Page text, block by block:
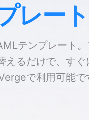
レー
テンプレート
えるだけで、す
で利用可能で